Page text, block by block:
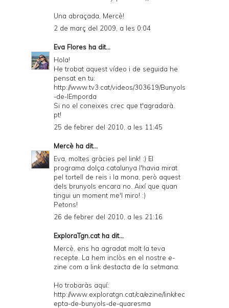
Una abraçada, Mercè!
2 de març del 2009, a les 0:04
Eva Flores ha dit...
Hola!
He trobat aquest vídeo i de seguida he
pensat en tu:
http://www.tv3.cat/videos/303619/Bunyols
-de-lEmporda
Si no el coneixes crec que t'agradarà.
pt!
25 de febrer del 2010, a les 11:45
Mercè ha dit...
Eva, moltes gràcies pel link! :) El
programa dolça catalunya l'havia mirat
pel tortell de reis i la mona, però aquest
dels brunyols encara no. Així que quan
tingui un moment me'l miro! :)
Petons!
26 de febrer del 2010, a les 21:16
ExploraTgn.catha dit...
Mercè, ens ha agradat molt la teva
recepte. La hem inclòs en el nostre e-
zine com a link destacta de la setmana.
Ho trobaràs aquí:
http://www.exploratgn.cat/ca/ezine/link/rec
epta-de-bunyols-de-quaresma